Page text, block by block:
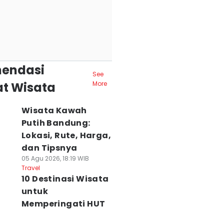
Wisata
See
More
Wisata Kawah
Putih Bandung:
Lokasi, Rute, Harga,
dan Tipsnya
05 Agu 2026, 18:19 WIB
Travel
10 Destinasi Wisata
untuk
Memperingati HUT